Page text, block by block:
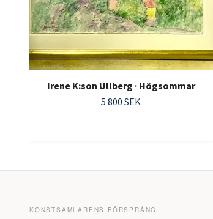
Irene K:son Ullberg · Högsommar
5 800 SEK
KONSTSAMLARENS FÖRSPRÅNG